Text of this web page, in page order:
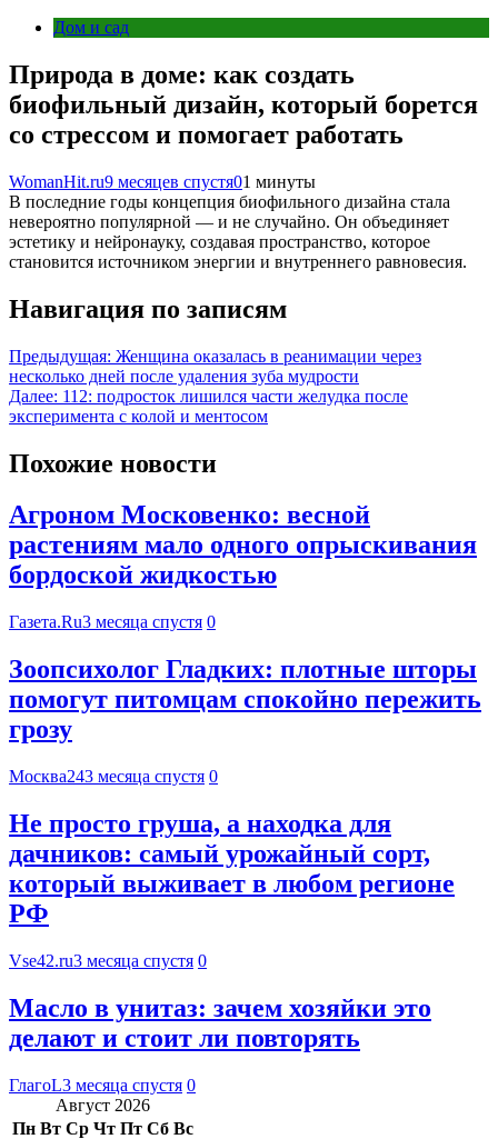
Дом и сад
Природа в доме: как создать
биофильный дизайн, который борется
со стрессом и помогает работать
WomanHit.ru9 месяцев спустя01 минуты
В последние годы концепция биофильного дизайна стала
невероятно популярной — и не случайно. Он объединяет
эстетику и нейронауку, создавая пространство, которое
становится источником энергии и внутреннего равновесия.
Навигация по записям
Предыдущая: Женщина оказалась в реанимации через
несколько дней после удаления зуба мудрости
Далее: 112: подросток лишился части желудка после
эксперимента с колой и ментосом
Похожие новости
Агроном Московенко: весной
растениям мало одного опрыскивания
бордоской жидкостью
Газета.Ru3 месяца спустя 0
Зоопсихолог Гладких: плотные шторы
помогут питомцам спокойно пережить
грозу
Москва243 месяца спустя 0
Не просто груша, а находка для
дачников: самый урожайный сорт,
который выживает в любом регионе
РФ
Vse42.ru3 месяца спустя 0
Масло в унитаз: зачем хозяйки это
делают и стоит ли повторять
ГлагоL3 месяца спустя 0
Август 2026
Пн Вт Ср Чт Пт Сб Вс